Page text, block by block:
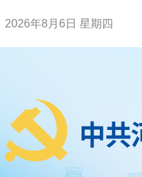
2026年8月6日 星期四